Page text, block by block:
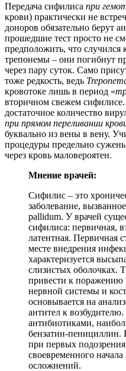
Передача сифилиса при
крови) практически не
доноров обязательно берут
прошедшие тест просто не
предположить, что случился
трепонемы – они погибнут
через пару суток. Само
тоже редкость, ведь
кровотоке лишь в период «
вторичном свежем
достаточное количество
при прямом переливании
буквально из вены в вену.
процедуры предельно
через кровь маловероятен.
Мнение врачей:
Сифилис – это
заболевание,
pallidum. У врачей
сифилиса: первичная,
латентная. Первичная
месте внедрения
характеризуется
слизистых оболочках.
привести к поражению
нервной системы и
основывается на
антител к
антибиотиками,
бензатин-пенициллин.
при первых
своевременного
осложнений.